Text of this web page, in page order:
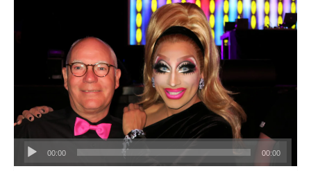
Audio-
Player
00:00 00:00